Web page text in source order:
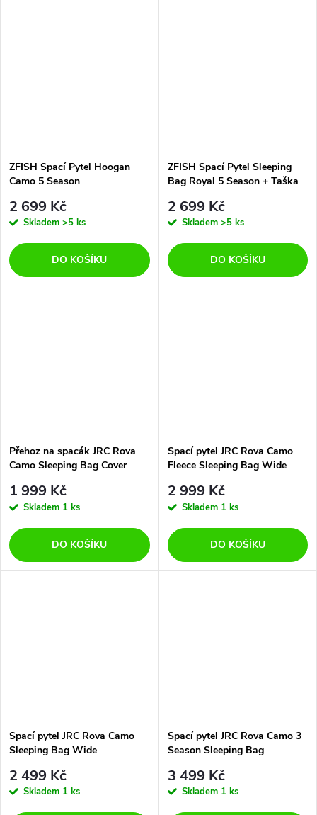
ZFISH Spací Pytel Hoogan
Camo 5 Season
2 699 Kč
Skladem >5 ks
DO KOŠÍKU
ZFISH Spací Pytel Sleeping
Bag Royal 5 Season + Taška
2 699 Kč
Skladem >5 ks
DO KOŠÍKU
Přehoz na spacák JRC Rova
Camo Sleeping Bag Cover
1 999 Kč
Skladem 1 ks
DO KOŠÍKU
Spací pytel JRC Rova Camo
Fleece Sleeping Bag Wide
2 999 Kč
Skladem 1 ks
DO KOŠÍKU
Spací pytel JRC Rova Camo
Sleeping Bag Wide
2 499 Kč
Skladem 1 ks
Spací pytel JRC Rova Camo 3
Season Sleeping Bag
3 499 Kč
Skladem 1 ks